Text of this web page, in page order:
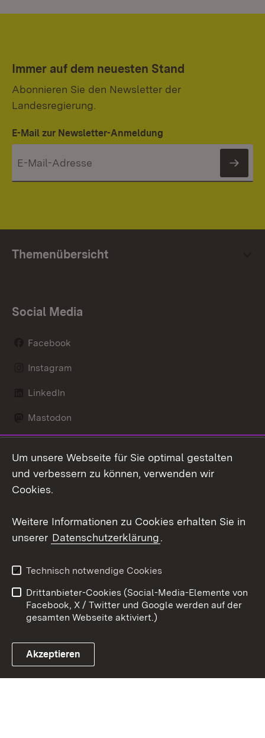
Immer auf dem neuesten Stand
Abonnieren Sie den Newsletter der
Landesregierung.
E-Mail zur Newsletter-Anmeldung
Themenübersicht
Social Media
Facebook
Instagram
LinkedIn
Mastodon
X / Twitter
Youtube
Link zum Landesportal
Kontakt
Datenschutz
Barrierefreiheit
Impressum Cookies
Um unsere Webseite für Sie optimal gestalten
und verbessern zu können, verwenden wir
Cookies.
Weitere Informationen zu Cookies erhalten Sie in
unserer Datenschutzerklärung.
Technisch notwendige Cookies
Drittanbieter-Cookies (Social-Media-Elemente von
Facebook, X / Twitter und Google werden auf der
gesamten Webseite aktiviert.)
Akzeptieren